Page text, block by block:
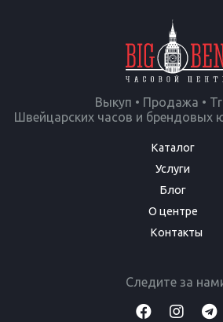
Выкуп • Продажа •
Швейцарских часов и брендовых
Каталог
Услуги
Блог
О центре
Контакты
Следите за